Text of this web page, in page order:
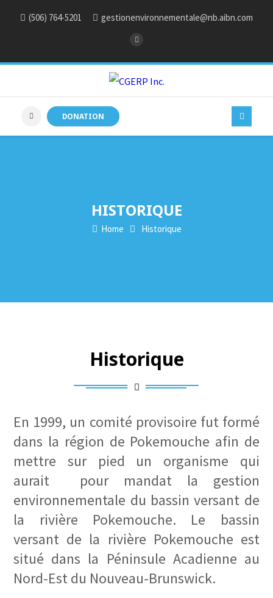
(506) 764-5201 gestionenvironnementale@nb.aibn.com
DONATION
HISTORIQUE
Home Historique
Historique
En 1999, un comité provisoire fut formé
dans la région de Pokemouche afin de
mettre sur pied un organisme qui
aurait pour mandat la gestion
environnementale du bassin versant de
la rivière Pokemouche. Le bassin
versant de la rivière Pokemouche est
situé dans la Péninsule Acadienne au
Nord-Est du Nouveau-Brunswick.